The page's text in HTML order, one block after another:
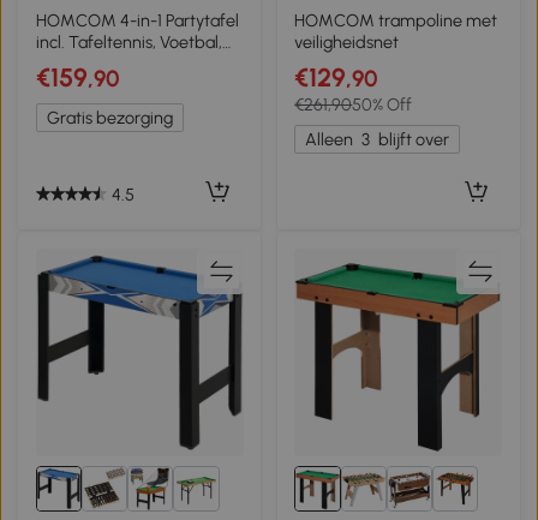
4+
HOMCOM 4-in-1 Partytafel
incl. Tafeltennis, Voetbal,
Biljart, Tafelhockey, Metaal,
Hout, Natuur+Zwart
€159,90
Gratis bezorging
4.5
HOMCOM trampoline met
veiligheidsnet
€129,90
€261,9050% Off
Alleen 3 blijft over